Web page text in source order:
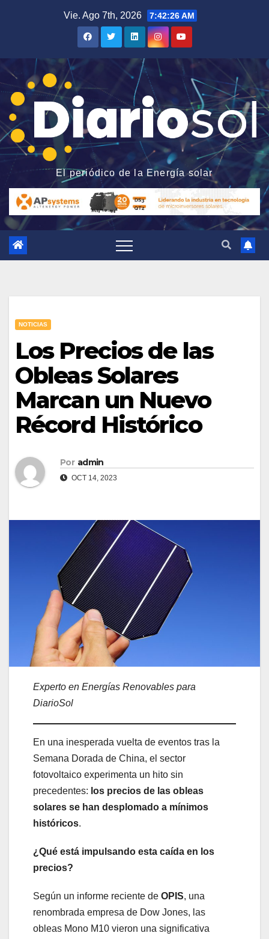
Vie. Ago 7th, 2026 7:42:27 AM
El periódico de la Energía solar
NOTICIAS
Los Precios de las
Obleas Solares
Marcan un Nuevo
Récord Histórico
Por admin
OCT 14, 2023
Experto en Energías Renovables para
DiarioSol
En una inesperada vuelta de eventos tras la
Semana Dorada de China, el sector
fotovoltaico experimenta un hito sin
precedentes: los precios de las obleas
solares se han desplomado a mínimos
históricos.
¿Qué está impulsando esta caída en los
precios?
Según un informe reciente de OPIS, una
renombrada empresa de Dow Jones, las
obleas Mono M10 vieron una significativa